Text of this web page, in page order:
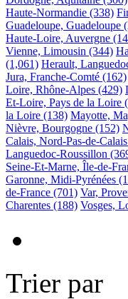
Haute-Normandie (338)
Guadeloupe, Guadeloupe
Haute-Loire, Auvergne
Vienne, Limousin (344)
(1,061) Herault,
Jura, Franche-Comté (162)
Loire, Rhône-Alpes (429)
Et-Loire, Pays de la Loire
la Loire (138) Mayotte,
Nièvre, Bourgogne (152)
Calais, Nord-Pas-de-Calais
Languedoc-Roussillon
Seine-Et-Marne, Île-de-
Garonne, Midi-Pyrénées
de-France (701) Var,
Charentes (188) Vosges,
Trier par